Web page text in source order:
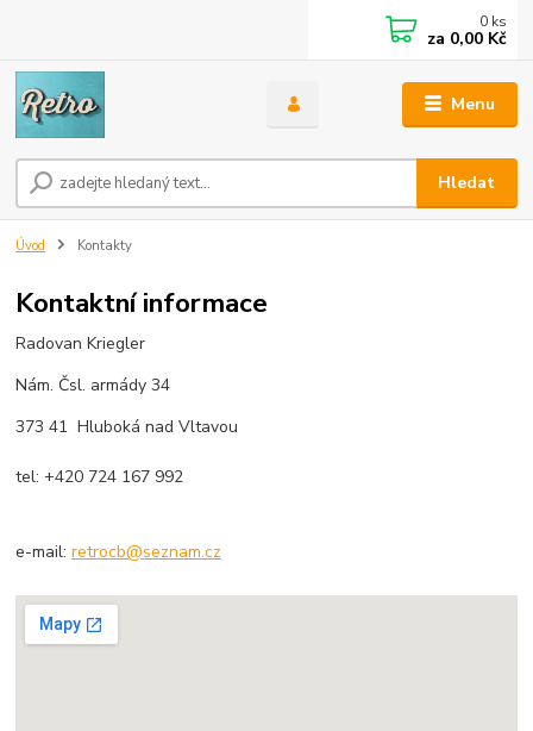
Menu
Hledat
0 ks
za 0,00 Kč
Úvod Kontakty
Kontaktní informace
Radovan Kriegler
Nám. Čsl. armády 34
373 41 Hluboká nad Vltavou
tel: +420 724 167 992
e-mail:retrocb@seznam.cz